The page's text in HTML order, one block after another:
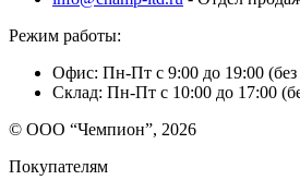
Режим работы:
Офис: Пн-Пт с 9:00 до 19:00 (без
Склад: Пн-Пт с 10:00 до 17:00
© ООО “Чемпион”, 2026
Покупателям